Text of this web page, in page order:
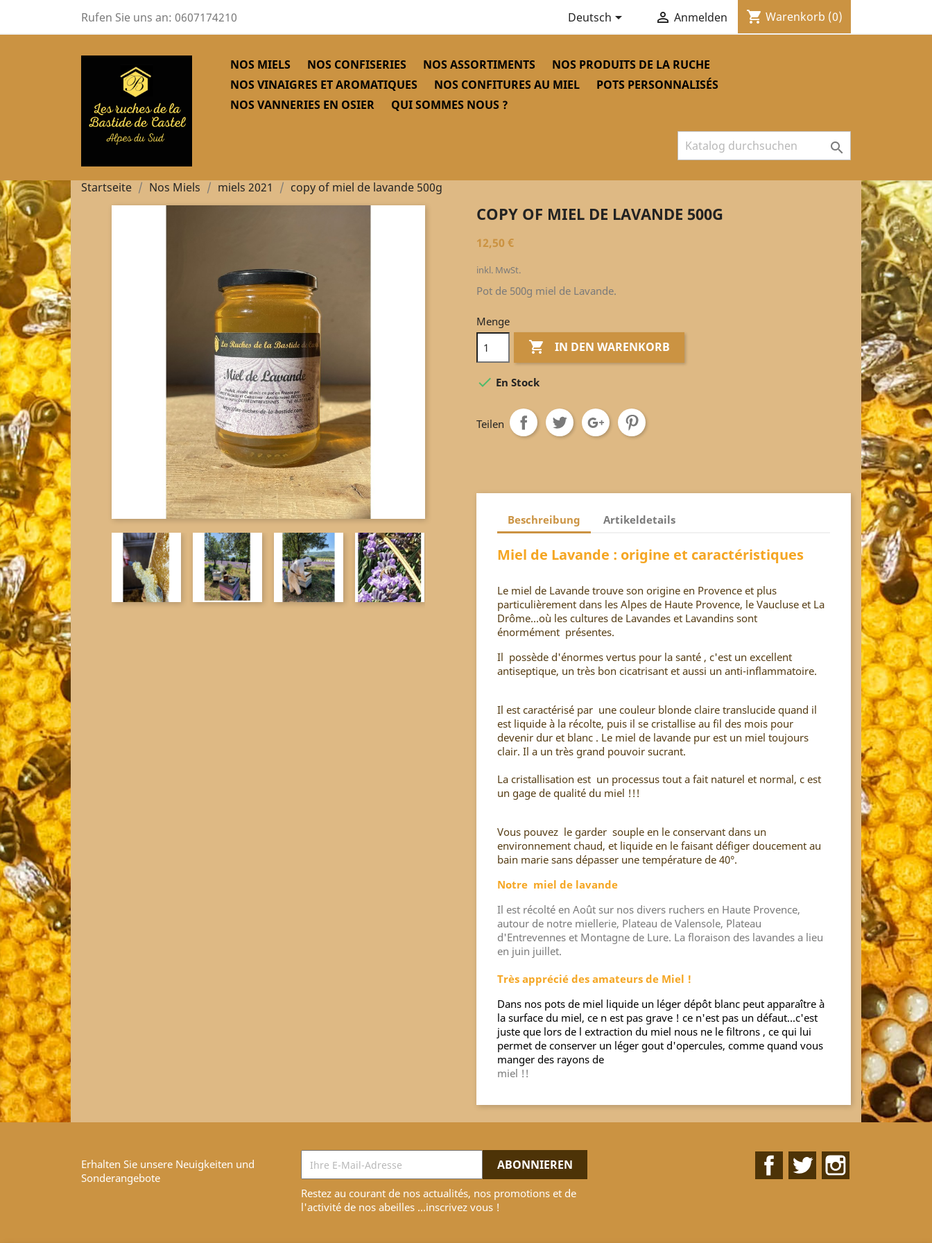
Rufen Sie uns an: 0607174210 Deutsch  Anmelden shopping_cart Warenkorb (0)
NOS MIELS NOS CONFISERIES NOS ASSORTIMENTS
NOS PRODUITS DE LA RUCHE
NOS VINAIGRES ET AROMATIQUES
NOS CONFITURES AU MIEL
POTS PERSONNALISÉS
NOS VANNERIES EN OSIER
QUI SOMMES NOUS ?

Startseite Nos Miels miels 2021 copy of miel de lavande 500g
COPY OF MIEL DE LAVANDE 500G
12,50 €
inkl. MwSt.
Pot de 500g miel de Lavande.
Menge
 IN DEN WARENKORB
 En Stock
Teilen
Beschreibung Artikeldetails
Miel de Lavande : origine et caractéristiques
Le miel de Lavande trouve son origine en Provence et plus
particulièrement dans les Alpes de Haute Provence, le Vaucluse et La
Drôme...où les cultures de Lavandes et Lavandins sont
énormément présentes.
Il possède d'énormes vertus pour la santé , c'est un excellent
antiseptique, un très bon cicatrisant et aussi un anti-inflammatoire.
Il est caractérisé par une couleur blonde claire translucide quand il
est liquide à la récolte, puis il se cristallise au fil des mois pour
devenir dur et blanc . Le miel de lavande pur est un miel toujours
clair. Il a un très grand pouvoir sucrant.
La cristallisation est un processus tout a fait naturel et normal, c est
un gage de qualité du miel !!!
Vous pouvez le garder souple en le conservant dans un
environnement chaud, et liquide en le faisant défiger doucement au
bain marie sans dépasser une température de 40°.
Notre miel de lavande
Il est récolté en Août sur nos divers ruchers en Haute Provence,
autour de notre miellerie, Plateau de Valensole, Plateau
d'Entrevennes et Montagne de Lure. La floraison des lavandes a lieu
en juin juillet.
Très apprécié des amateurs de Miel !
Dans nos pots de miel liquide un léger dépôt blanc peut apparaître à
la surface du miel, ce n est pas grave ! ce n'est pas un défaut...c'est
juste que lors de l extraction du miel nous ne le filtrons , ce qui lui
permet de conserver un léger gout d'opercules, comme quand vous
manger des rayons de
miel !!
Erhalten Sie unsere Neuigkeiten und
Sonderangebote
Restez au courant de nos actualités, nos promotions et de
l'activité de nos abeilles ...inscrivez vous !
FacebookTwitter